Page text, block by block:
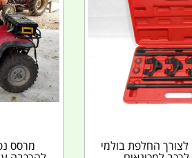
לצורך החלפת בולמי